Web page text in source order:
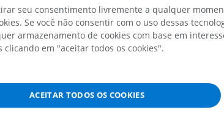
Antepé IRM
IRM
CTA da
PREMIUM
seu consentimento livremente a qualquer
Se você não consentir com o uso dessas
armazenamento de cookies com base em
em "aceitar todos os cookies".
ACEITAR TODOS OS COOKIES